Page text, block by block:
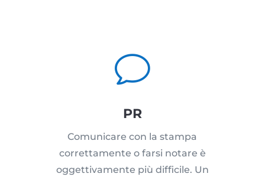
v
PR
Comunicare con la stampa
correttamente o farsi notare è
oggettivamente più difficile. Un